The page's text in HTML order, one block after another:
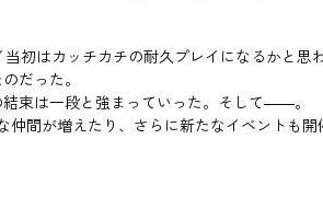
初はカッチカチの耐久プレイになるかと
だった。
束は一段と強まっていった。そして――。
仲間が増えたり、さらに新たなイベントも